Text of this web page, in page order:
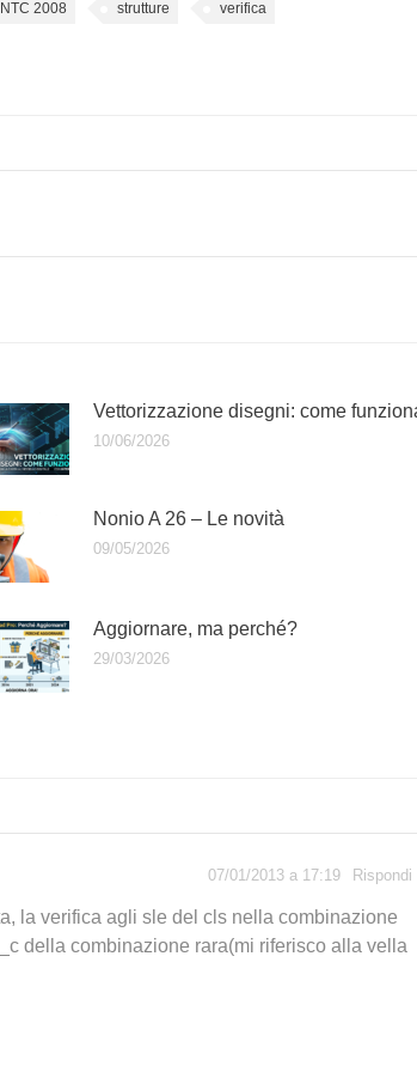
NTC 2008 strutture verifica
Vettorizzazione disegni: come
10/06/2026
Nonio A 26 – Le novità
09/05/2026
Aggiornare, ma perché?
29/03/2026
Rispondi
07/01/2013 a 17:19
la verifica agli sle del cls nella combinazione
della combinazione rara(mi riferisco alla vella